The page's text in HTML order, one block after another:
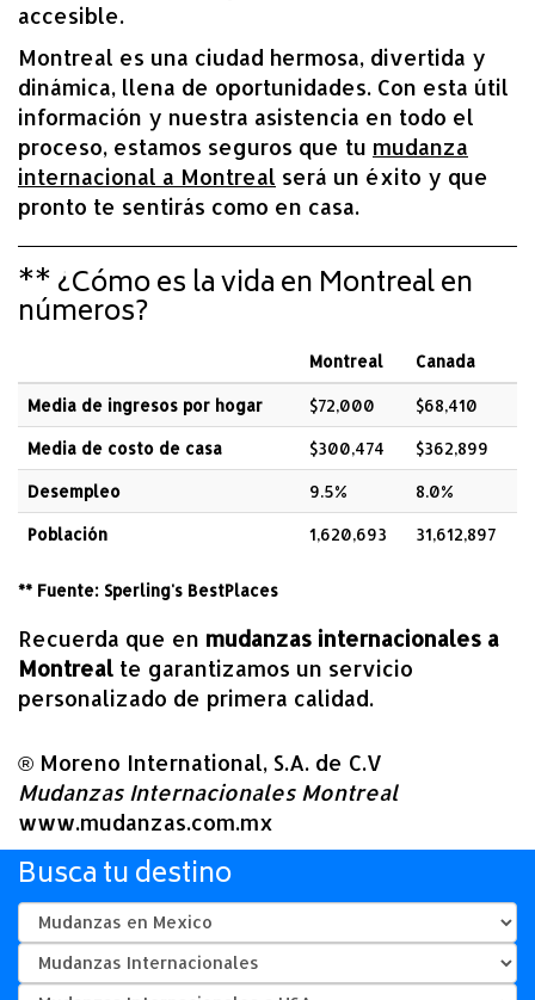
accesible.
Montreal es una ciudad hermosa, divertida y
dinámica, llena de oportunidades. Con esta útil
información y nuestra asistencia en todo el
proceso, estamos seguros que tu mudanza
internacional a Montreal será un éxito y que
pronto te sentirás como en casa.
** ¿Cómo es la vida en Montreal en
números?
Montreal Canada
Media de ingresos por hogar $72,000 $68,410
Media de costo de casa $300,474 $362,899
Desempleo 9.5% 8.0%
Población 1,620,693 31,612,897
** Fuente: Sperling's BestPlaces
Recuerda que en mudanzas internacionales a
Montreal te garantizamos un servicio
personalizado de primera calidad.
® Moreno International, S.A. de C.V
Mudanzas Internacionales Montreal
www.mudanzas.com.mx
Busca tu destino